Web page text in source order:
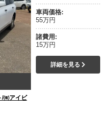
㈲アイビ
車両価格:
55万円
諸費用:
15万円
詳細を見る